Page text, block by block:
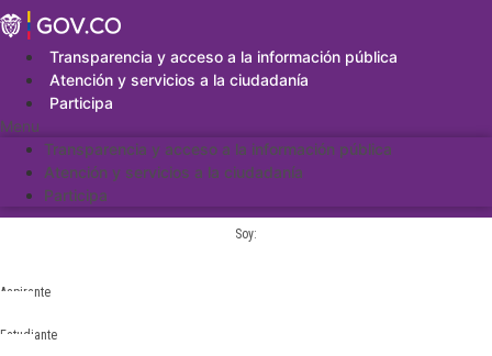
Saltar
al
contenidoTransparencia y acceso a la información pública
Atención y servicios a la ciudadanía
Participa
Menu
Transparencia y acceso a la información pública
Atención y servicios a la ciudadanía
Participa
Soy:
Aspirante
Estudiante